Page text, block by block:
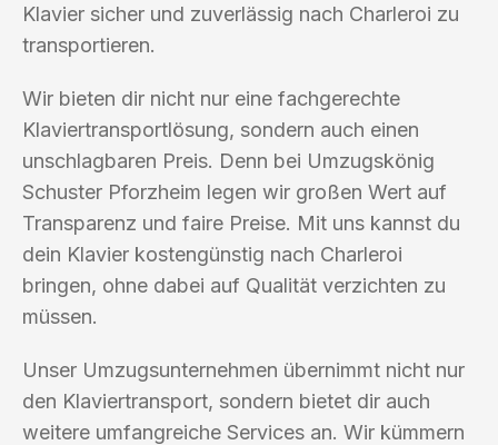
Klavier sicher und zuverlässig nach Charleroi zu
transportieren.
Wir bieten dir nicht nur eine fachgerechte
Klaviertransportlösung, sondern auch einen
unschlagbaren Preis. Denn bei Umzugskönig
Schuster Pforzheim legen wir großen Wert auf
Transparenz und faire Preise. Mit uns kannst du
dein Klavier kostengünstig nach Charleroi
bringen, ohne dabei auf Qualität verzichten zu
müssen.
Unser Umzugsunternehmen übernimmt nicht nur
den Klaviertransport, sondern bietet dir auch
weitere umfangreiche Services an. Wir kümmern